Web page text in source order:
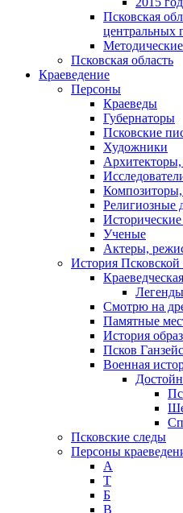
Псковская
центральных
Псковская область
Краеведение
Персоны
Краеведы
Губернаторы
Псковские
Художники
Архитекторы,
Религиозные
Ученые
Актеры,
История Псковской
Смотрю на
Памятные
История
Псков
Военная
Псковские следы
Персоны
А
T
Б
В